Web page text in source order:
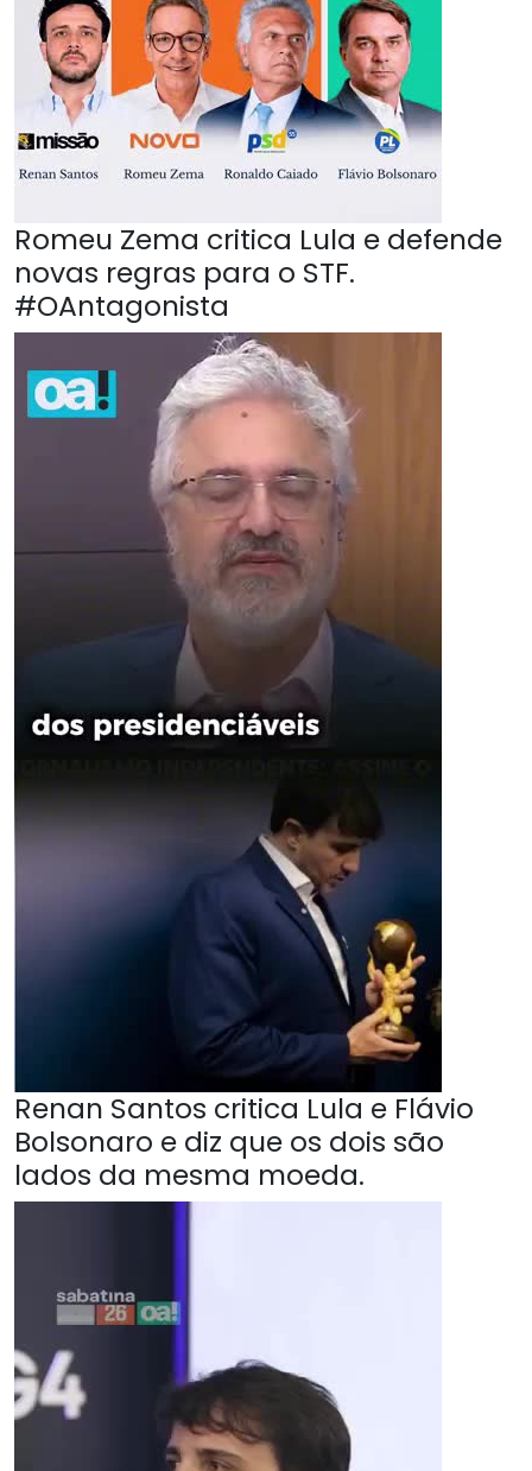
Romeu Zema critica Lula e defende
novas regras para o STF.
#OAntagonista
Renan Santos critica Lula e Flávio
Bolsonaro e diz que os dois são
lados da mesma moeda.